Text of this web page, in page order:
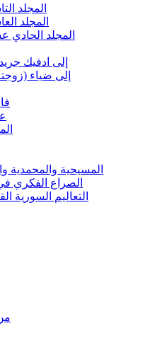
المجلد التاسع
المجلد العاشر 1941
المجلد الحادي عشر 1946 ـ
إلى ادفيك جريديني
إلى ضياء
المسيحية والمحمدية
الصراع الفكري
التعاليم السورية